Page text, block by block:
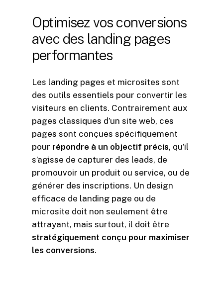
Optimisez vos conversions
avec des landing pages
performantes
Les landing pages et microsites sont
des outils essentiels pour convertir les
visiteurs en clients. Contrairement aux
pages classiques d’un site web, ces
pages sont conçues spécifiquement
pour répondre à un objectif précis, qu’il
s’agisse de capturer des leads, de
promouvoir un produit ou service, ou de
générer des inscriptions. Un design
efficace de landing page ou de
microsite doit non seulement être
attrayant, mais surtout, il doit être
stratégiquement conçu pour maximiser
les conversions.